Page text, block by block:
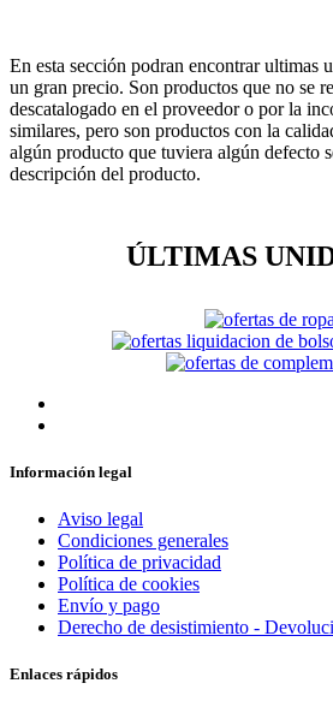
En esta sección podran encontrar ultimas
un gran precio. Son productos que no se
descatalogado en el proveedor o por la
similares, pero son productos con la
algún producto que tuviera algún defecto
descripción del producto.
ÚLTIMAS
Información legal
Aviso legal
Condiciones generales
Política de privacidad
Política de cookies
Envío y pago
Derecho de desistimiento -
Enlaces rápidos